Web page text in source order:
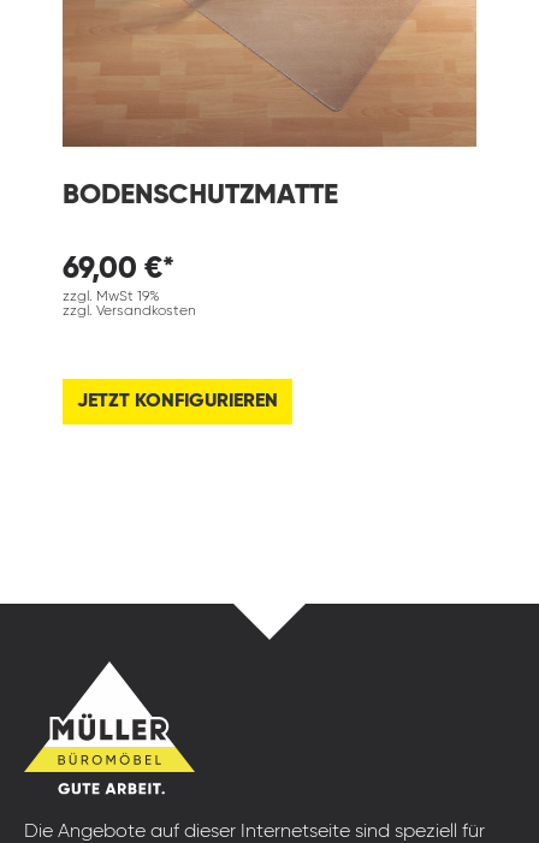
BODENSCHUTZMATTE
69,00 €*
zzgl. MwSt 19%
zzgl. Versandkosten
JETZT KONFIGURIEREN
Die Angebote auf dieser Internetseite sind speziell für